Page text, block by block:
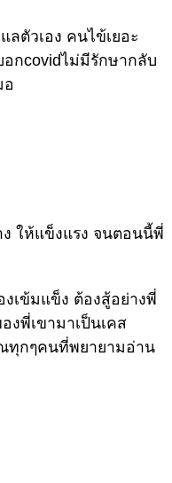
ลตัวเอง คนไข้เยอะ
อกcovidไม่มีรักษากลับ
ให้แข็งแรง จนตอนนี้พี่
เข้มแข็ง ต้องสู้อย่างพี่
งพี่เขามาเป็นเคส
ทุกๆคนที่พยายามอ่าน